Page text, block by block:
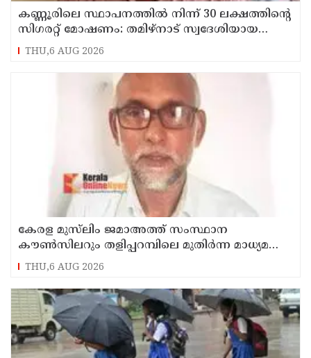
കണ്ണൂരിലെ സ്ഥാപനത്തിൽ നിന്ന് 30 ലക്ഷത്തിന്റെ
സിഗരറ്റ് മോഷണം: തമിഴ്‌നാട് സ്വദേശിയായ
സെയിൽസ്മാൻ തെങ്കാശിയിൽ പിടിയിൽ
THU,6 AUG 2026
കേരള മുസ്‌ലിം ജമാഅത്ത് സംസ്ഥാന
കൗൺസിലറും തളിപ്പറമ്പിലെ മുതിർന്ന മാധ്യമ
പ്രവർത്തകനുമായ ബി എ അലി മൊഗ്രാൽ
നിര്യാതനായി
THU,6 AUG 2026